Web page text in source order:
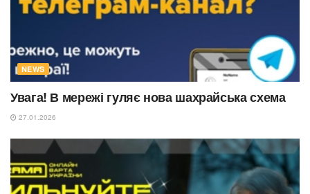
NEWS
Увага! В мережі гуляє нова шахрайська схема
27.01.2026